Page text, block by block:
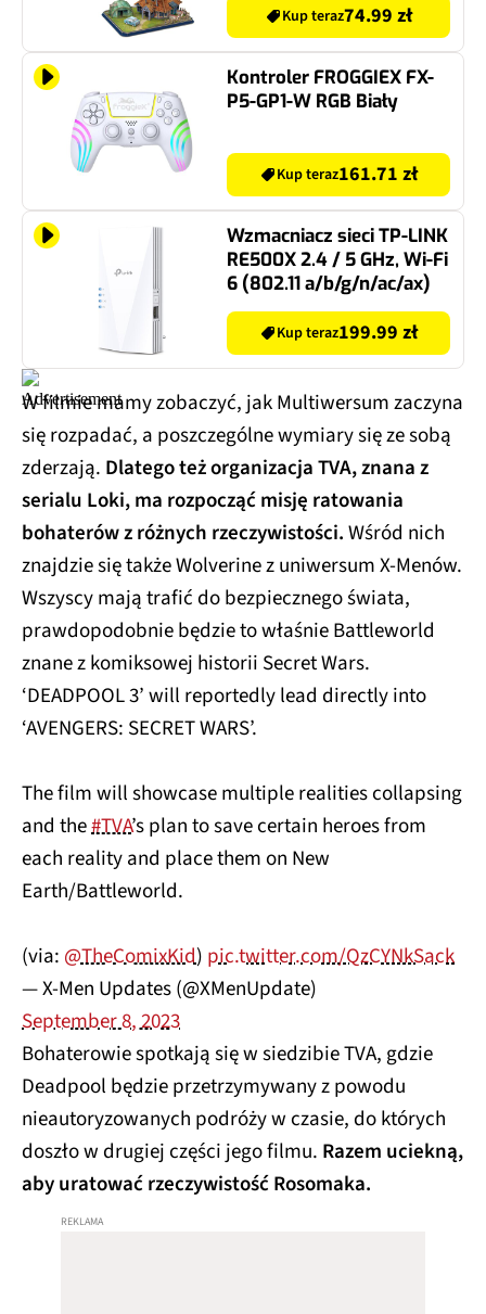
Kup teraz74.99 zł
Kontroler FROGGIEX FX-
P5-GP1-W RGB Biały
Kup teraz161.71 zł
Wzmacniacz sieci TP-LINK
RE500X 2.4 / 5 GHz, Wi-Fi
6 (802.11 a/b/g/n/ac/ax)
Kup teraz199.99 zł
W filmie mamy zobaczyć, jak Multiwersum zaczyna
się rozpadać, a poszczególne wymiary się ze sobą
zderzają. Dlatego też organizacja TVA, znana z
serialu Loki, ma rozpocząć misję ratowania
bohaterów z różnych rzeczywistości.Wśród nich
znajdzie się także Wolverine z uniwersum X-Menów.
Wszyscy mają trafić do bezpiecznego świata,
prawdopodobnie będzie to właśnie Battleworld
znane z komiksowej historii Secret Wars.
‘DEADPOOL 3’ will reportedly lead directly into
‘AVENGERS: SECRET WARS’.
The film will showcase multiple realities collapsing
and the#TVA’s plan to save certain heroes from
each reality and place them on New
Earth/Battleworld.
(via: @TheComixKid) pic.twitter.com/QzCYNkSack
— X-Men Updates (@XMenUpdate)
September 8, 2023
Bohaterowie spotkają się w siedzibie TVA, gdzie
Deadpool będzie przetrzymywany z powodu
nieautoryzowanych podróży w czasie, do których
doszło w drugiej części jego filmu. Razem uciekną,
aby uratować rzeczywistość Rosomaka.